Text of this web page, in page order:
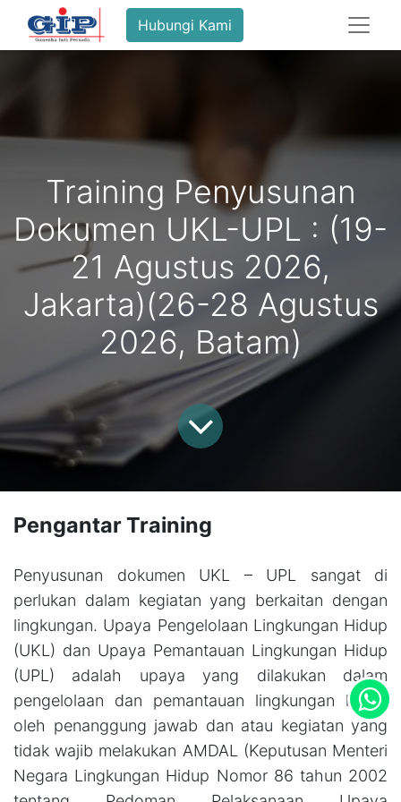
Hubungi Kami
Training Penyusunan
Dokumen UKL-UPL : (19-
21 Agustus 2026,
Jakarta)(26-28 Agustus
2026, Batam)
Pengantar Training
Penyusunan dokumen UKL – UPL sangat di
perlukan dalam kegiatan yang berkaitan dengan
lingkungan. Upaya Pengelolaan Lingkungan Hidup
(UKL) dan Upaya Pemantauan Lingkungan Hidup
(UPL) adalah upaya yang dilakukan dalam
pengelolaan dan pemantauan lingkungan hidup
oleh penanggung jawab dan atau kegiatan yang
tidak wajib melakukan AMDAL (Keputusan Menteri
Negara Lingkungan Hidup Nomor 86 tahun 2002